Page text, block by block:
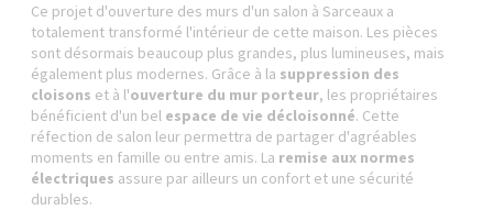
Ce projet d'ouverture des murs d'un salon à Sarceaux a
totalement transformé l'intérieur de cette maison. Les pièces
sont désormais beaucoup plus grandes, plus lumineuses, mais
également plus modernes. Grâce à la suppression des
cloisons et à l'ouverture du mur porteur, les propriétaires
bénéficient d'un bel espace de vie décloisonné. Cette
réfection de salon leur permettra de partager d'agréables
moments en famille ou entre amis. La remise aux normes
électriques assure par ailleurs un confort et une sécurité
durables.